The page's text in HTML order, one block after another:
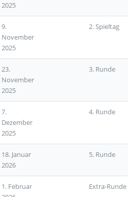
2025
9.
November
2025
2. Spieltag
23.
November
2025
3. Runde
7.
Dezember
2025
4. Runde
18. Januar
2026
5. Runde
1. Februar
Extra-Runde